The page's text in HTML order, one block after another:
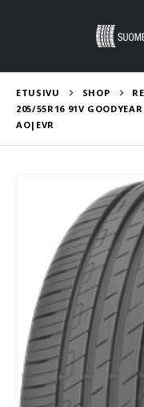
ETUSIVU SHOP
205/55R16 91V
AO|EVR